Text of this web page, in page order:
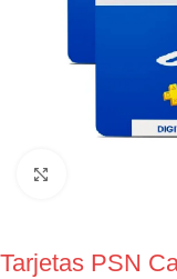
Tarjetas PSN